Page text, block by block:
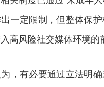
一定限制，但整体保
高风险社交媒体环境的
有必要通过立法明确